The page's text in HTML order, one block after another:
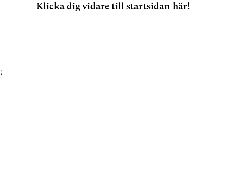
Klicka dig vidare till startsidan här!
;